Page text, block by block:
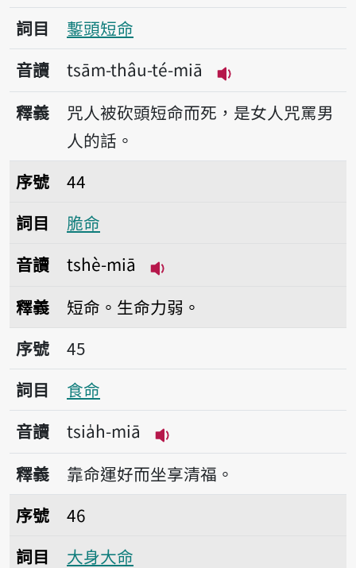
詞目
鏨頭短命
音讀
tsām-thâu-té-miā
播放音讀tsām-
釋義
咒人被砍頭短命而死，是女人咒罵男
人的話。
序號44脆命
序號
44
詞目
脆命
音讀
tshè-miā
釋義
短命。生命力弱。
序號45食命
序號
45
詞目
食命
音讀
tsia̍h-miā
播放音讀tsia̍h-miā
釋義
靠命運好而坐享清福。
序號46大身大命
序號
46
詞目
大身大命